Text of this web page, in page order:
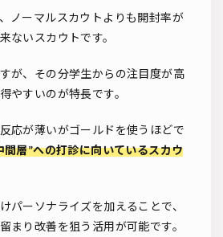
ノーマルスカウトよりも開封率が
ないスカウトです。
が、その分学生からの注目度が高
やすいのが特長です。
応が薄いがゴールドを使うほどで
間層”への打診に向いているスカウ
パーソナライズを加えることで、
まり改善を狙う活用が可能です。